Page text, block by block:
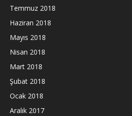
Temmuz 2018
Haziran 2018
Mayıs 2018
Nisan 2018
Mart 2018
Şubat 2018
Ocak 2018
Aralık 2017